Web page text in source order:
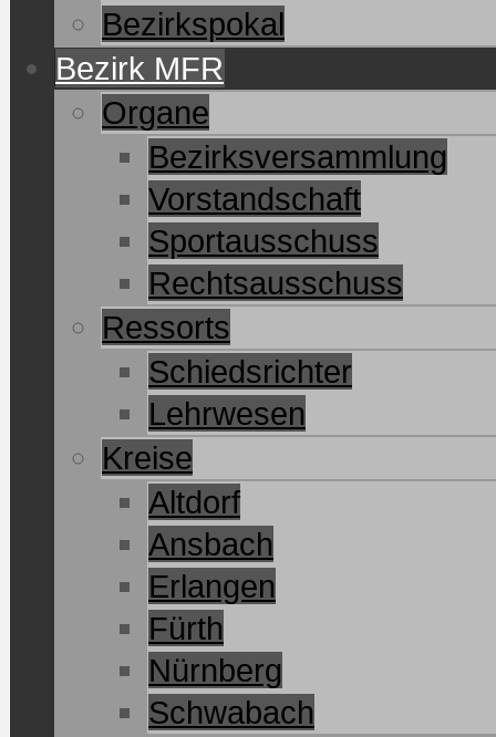
Bezirkspokal
Bezirk MFR
Organe
Bezirksversammlung
Vorstandschaft
Sportausschuss
Rechtsausschuss
Ressorts
Schiedsrichter
Lehrwesen
Kreise
Altdorf
Ansbach
Erlangen
Fürth
Nürnberg
Schwabach